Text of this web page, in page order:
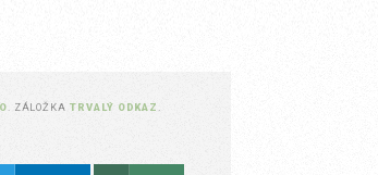
. ZÁLOŽKATRVALÝ ODKAZ